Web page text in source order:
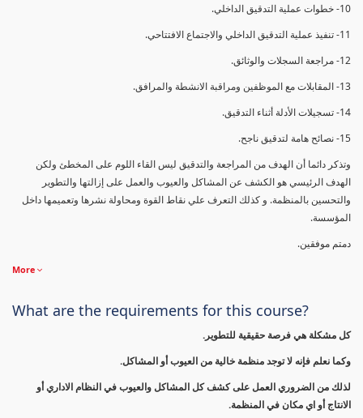
10- خطوات عملية التدقيق الداخلي.
11- تنفيذ عملية التدقيق الداخلي والاجتماع الافتتاحي.
12- مراجعة السجلات والوثائق.
13- المقابلات مع الموظفين ومراقبة الانشطة والمرافق.
14- تسجيلات الأدلة أثناء التدقيق.
15- نصائح هامة لتدقيق ناجح.
وتذكر دائما أن الهدف من المراجعة والتدقيق ليس القاء اللوم على المخطئ ولكن
الهدف الرئيسي هو الكشف عن المشاكل والعيوب والعمل على إزالتها والتطوير
والتحسين بالمنظمة. و كذلك التعرف علي نقاط القوة ومحاولة نشرها وتعميمها داخل
المؤسسة.
دمتم موفقين.
More
What are the requirements for this course?
كل مشكلة هي فرصة حقيقية للتطوير.
وكما نعلم فإنه لا توجد منظمة خالية من العيوب أو المشاكل.
لذلك من الضروري العمل على كشف كل المشاكل والعيوب في النظام الاداري أو
الانتاج أو اي مكان في المنظمة.